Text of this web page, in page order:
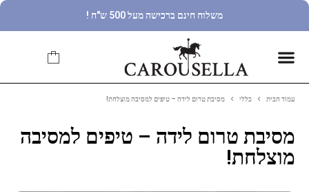
משלוח חינם ברכישה מעל 500 ש"ח !
עמוד הבית כללי מסיבת טרום לידה – טיפים למסיבה מוצלחת!
מסיבת טרום לידה – טיפים למסיבה
מוצלחת!